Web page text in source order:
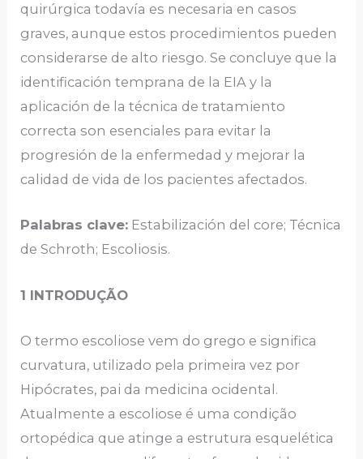
quirúrgica todavía es necesaria en casos
graves, aunque estos procedimientos pueden
considerarse de alto riesgo. Se concluye que la
identificación temprana de la EIA y la
aplicación de la técnica de tratamiento
correcta son esenciales para evitar la
progresión de la enfermedad y mejorar la
calidad de vida de los pacientes afectados.
Palabras clave: Estabilización del core; Técnica
de Schroth; Escoliosis.
1 INTRODUÇÃO
O termo escoliose vem do grego e significa
curvatura, utilizado pela primeira vez por
Hipócrates, pai da medicina ocidental.
Atualmente a escoliose é uma condição
ortopédica que atinge a estrutura esquelética